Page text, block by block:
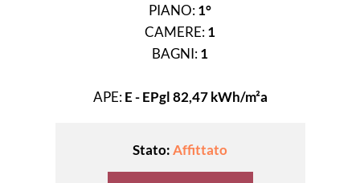
PIANO:1°
CAMERE:1
BAGNI:1
APE:E - EPgl 82,47 kWh/m²a
Stato:Affittato